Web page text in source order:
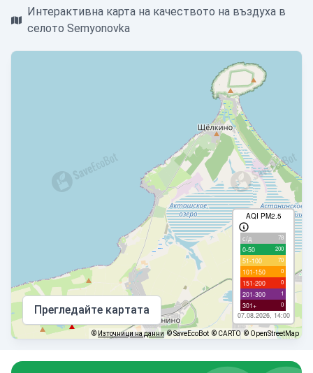
Интерактивна карта на качеството на въздуха в
селото Semyonovka
AQI PM2.5
с/д 78
0-50 200
51-100 70
101-150 0
151-200 0
201-300 1
301+ 0
07.08.2026, 14:00
Прегледайте картата
© Източници на данни © SaveEcoBot © CARTO © OpenStreetMap